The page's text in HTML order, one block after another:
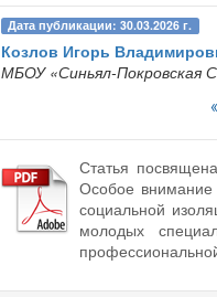
Дата публикации: 30.03.2026 г.
Козлов Игорь
МБОУ «Синьял-Покровская
Статья
Особое внимание
социальной
молодых